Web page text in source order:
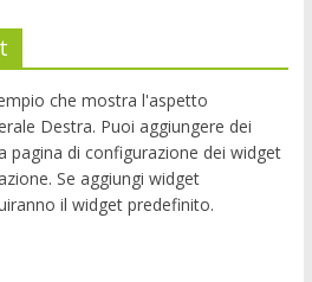
che mostra l'aspetto
Destra. Puoi aggiungere dei
pagina di configurazione dei widget
Se aggiungi widget
il widget predefinito.